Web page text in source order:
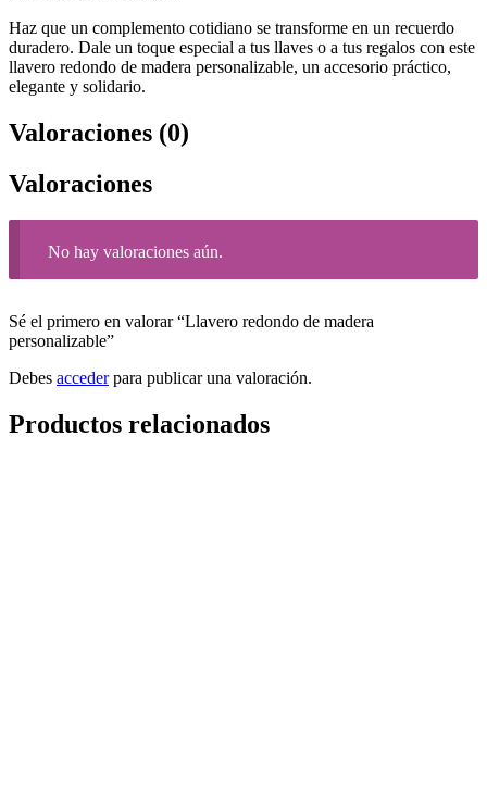
Haz que un complemento cotidiano se transforme en un recuerdo
duradero. Dale un toque especial a tus llaves o a tus regalos con este
llavero redondo de madera personalizable, un accesorio práctico,
elegante y solidario.
Valoraciones (0)
Valoraciones
No hay valoraciones aún.
Sé el primero en valorar “Llavero redondo de madera
personalizable”
Debes accederpara publicar una valoración.
Productos relacionados